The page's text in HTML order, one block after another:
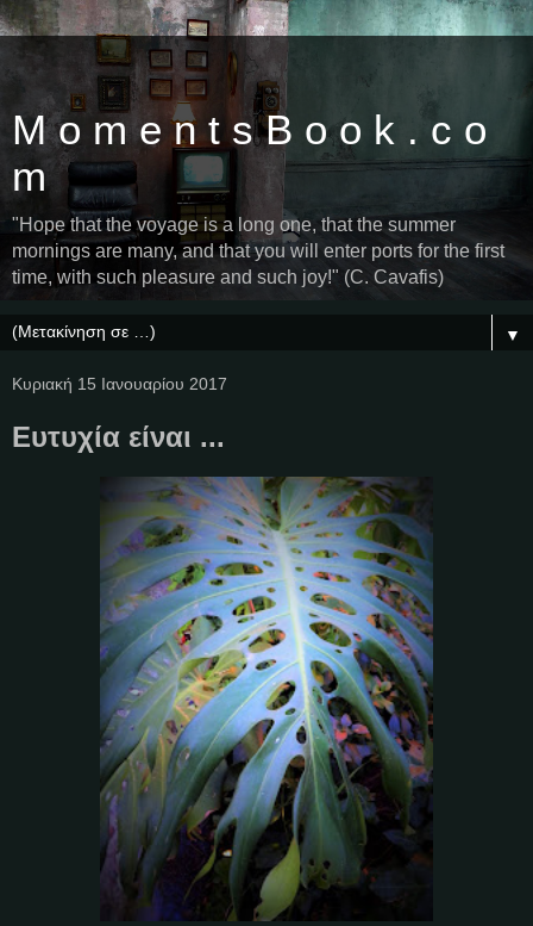
M o m e n t s B o o k . c o
m
"Hope that the voyage is a long one, that the summer
mornings are many, and that you will enter ports for the first
time, with such pleasure and such joy!" (C. Cavafis)
▼
Κυριακή 15 Ιανουαρίου 2017
Ευτυχία είναι ...